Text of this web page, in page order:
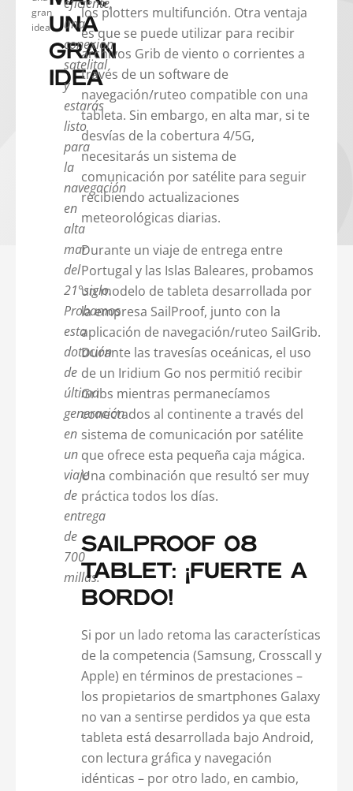
gran
ideaUNA
GRAN
IDEA
una
conexión
satelital
y
estarás
listo
para
la
navegación
en
alta
mar
del
21°siglo.
Probamos
esta
dotación
de
última
generación
en
un
viaje
de
entrega
de
700
millas.
los plotters multifunción. Otra ventaja
es que se puede utilizar para recibir
archivos Grib de viento o corrientes a
través de un software de
navegación/ruteo compatible con una
tableta. Sin embargo, en alta mar, si te
desvías de la cobertura 4/5G,
necesitarás un sistema de
comunicación por satélite para seguir
recibiendo actualizaciones
meteorológicas diarias.
Durante un viaje de entrega entre
Portugal y las Islas Baleares, probamos
un modelo de tableta desarrollada por
la empresa SailProof, junto con la
aplicación de navegación/ruteo SailGrib.
Durante las travesías oceánicas, el uso
de un Iridium Go nos permitió recibir
Gribs mientras permanecíamos
conectados al continente a través del
sistema de comunicación por satélite
que ofrece esta pequeña caja mágica.
Una combinación que resultó ser muy
práctica todos los días.
SAILPROOF 08
TABLET: ¡FUERTE A
BORDO!
Si por un lado retoma las características
de la competencia (Samsung, Crosscall y
Apple) en términos de prestaciones –
los propietarios de smartphones Galaxy
no van a sentirse perdidos ya que esta
tableta está desarrollada bajo Android,
con lectura gráfica y navegación
idénticas – por otro lado, en cambio,